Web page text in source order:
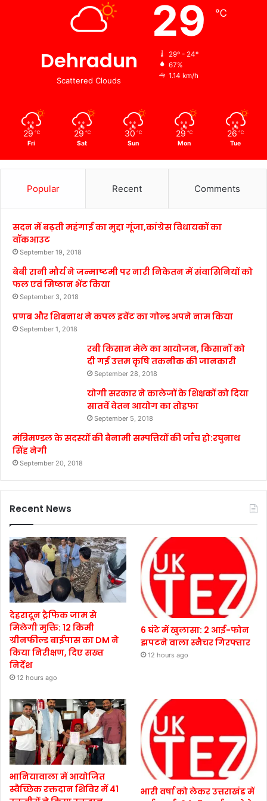
Dehradun
Scattered Clouds
29 ℃
29º - 24º
67%
1.14 km/h
29 ℃
Fri
29 ℃
Sat
30 ℃
Sun
29 ℃
Mon
26 ℃
Tue
Popular Recent Comments
सदन में बढ़ती महंगाई का मुद्दा गूंजा,कांग्रेस विधायकों का
वॉकआउट
September 19, 2018
बेबी रानी मौर्य ने जन्माष्टमी पर नारी निकेतन में संवासिनियों को
फल एवं मिष्ठान भेंट किया
September 3, 2018
प्रणब और शिबनाथ ने कपल इवेंट का गोल्ड अपने नाम किया
September 1, 2018
रबी किसान मेले का आयोजन, किसानों को
दी गई उत्तम कृषि तकनीक की जानकारी
September 28, 2018
योगी सरकार ने कालेजों के शिक्षकों को दिया
सातवें वेतन आयोग का तोहफा
September 5, 2018
मंत्रिमण्डल के सदस्यों की बैनामी सम्पत्तियों की जाँच हो:रघुनाथ
सिंह नेगी
September 20, 2018
Recent News
देहरादून ट्रैफिक जाम से
मिलेगी मुक्ति: 12 किमी
ग्रीनफील्ड बाईपास का DM ने
किया निरीक्षण, दिए सख्त
निर्देश
12 hours ago
6 घंटे में खुलासा: 2 आई-फोन
झपटने वाला स्नैचर गिरफ्तार
12 hours ago
भानियावाला में आयोजित
स्वैच्छिक रक्तदान शिविर में 41
भारी वर्षा को लेकर उत्तराखंड में